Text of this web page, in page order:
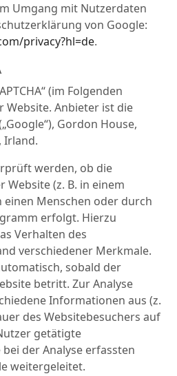
Umgang mit Nutzerdaten
von Google:
privacy?hl=de.
(im Folgenden
Website. Anbieter ist die
Gordon House,
Irland.
werden, ob die
Website (z. B. in einem
Menschen oder durch
erfolgt. Hierzu
Verhalten des
verschiedener Merkmale.
sobald der
betritt. Zur Analyse
Informationen aus (z.
des Websitebesuchers auf
getätigte
der Analyse erfassten
weitergeleitet.